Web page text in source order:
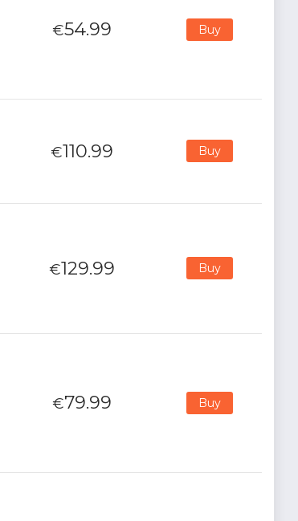
€54.99 Buy
€110.99 Buy
€129.99 Buy
€79.99 Buy